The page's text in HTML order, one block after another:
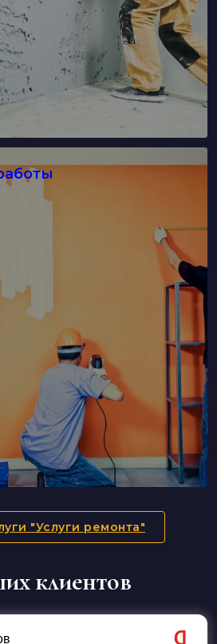
"Услуги ремонта"
клиентов